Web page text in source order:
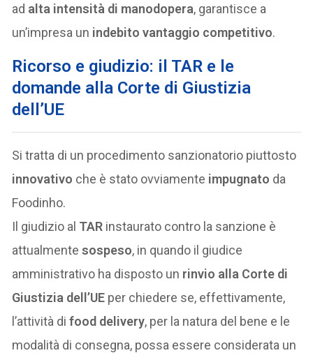
ad alta intensità di manodopera, garantisce a
un’impresa un indebito vantaggio competitivo.
Ricorso e giudizio: il TAR e le
domande alla Corte di Giustizia
dell’UE
Si tratta di un procedimento sanzionatorio piuttosto
innovativo che è stato ovviamente impugnato da
Foodinho.
Il giudizio al TAR instaurato contro la sanzione è
attualmentesospeso, in quando il giudice
amministrativo ha disposto un rinvio alla Corte di
Giustizia dell’UE per chiedere se, effettivamente,
l’attività difood delivery, per la natura del bene e le
modalità di consegna, possa essere considerata un